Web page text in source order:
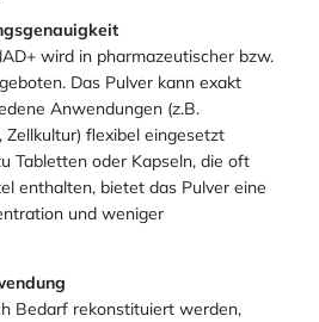
wird in pharmazeutischer bzw.
Das Pulver kann exakt
Anwendungen (z.B.
Zellkultur) flexibel eingesetzt
Tabletten oder Kapseln, die oft
enthalten, bietet das Pulver eine
und weniger
Bedarf rekonstituiert werden,